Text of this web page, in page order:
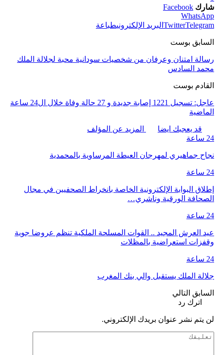
شارك Facebook
WhatsApp
TwitterTelegram البريد الإلكترونيطباعة
السابق بوست
رسالة امتنان وعرفان من شخصيات سودانية محبة لجلالة الملك
محمد السادس
القادم بوست
عاجل: تسجيل 1221 إصابة جديدة و 27 حالة وفاة خلال ال24 ساعة
الماضية
قد يعجبك ايضا
المزيد عن المؤلف
24 ساعة
نجاح جماهيري لمهرجان العيطة المرساوية بالمحمدية
24 ساعة
إطلاق البوابة الإلكترونية الخاصة بانخراط الصحفيين في مجال
الصحافة الورقية وناشري…
24 ساعة
عيد العرش المجيد .. القوات المسلحة الملكية تنظم عروضا جوية
وقفزات استعراضية بالمظلات
24 ساعة
جلالة الملك يستقبل والي بنك المغرب
السابق التالي
اترك رد
لن يتم نشر عنوان بريدك الإلكتروني.